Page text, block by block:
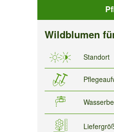
Wildblumen
Standort